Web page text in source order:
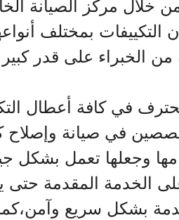
خلال مركز الصيانة
التكييفات بمختلف
الخبراء على قدر كبير
في كافة أعطال
في صيانة وإصلاح
وجعلها تعمل بشكل
الخدمة المقدمة حتى
بشكل سريع